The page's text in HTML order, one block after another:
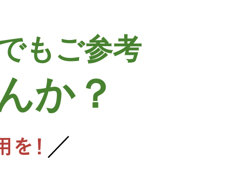
もご参考
か？